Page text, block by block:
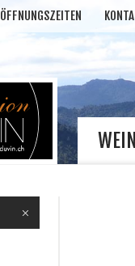
ÖFFNUNGSZEITEN